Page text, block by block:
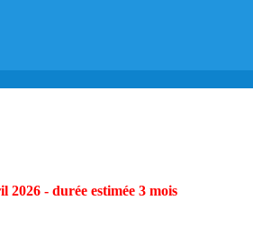
- durée estimée 3 mois